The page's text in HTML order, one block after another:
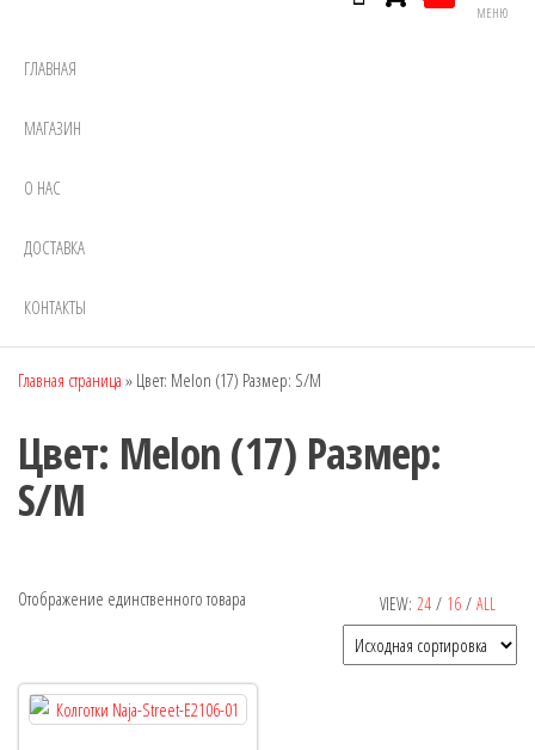
МЕНЮ
ГЛАВНАЯ
МАГАЗИН
О НАС
ДОСТАВКА
КОНТАКТЫ
Главная страница » Цвет: Melon (17) Размер: S/M
Цвет: Melon (17) Размер:
S/M
Рекомендуемый продукт
VIEW: 24 / 16 / ALL
Отображение единственного товара